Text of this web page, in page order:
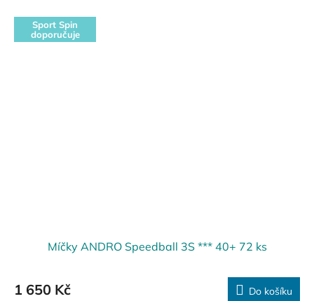
Sport Spin
doporučuje
Míčky ANDRO Speedball 3S *** 40+ 72 ks
1 650 Kč Do košíku